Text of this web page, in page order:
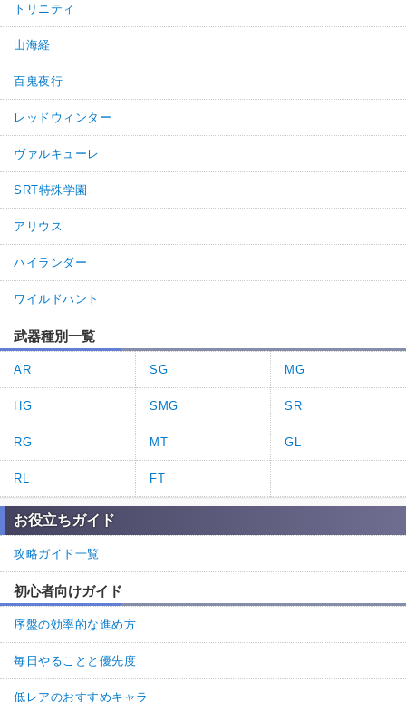
トリニティ
山海経
百鬼夜行
レッドウィンター
ヴァルキューレ
SRT特殊学園
アリウス
ハイランダー
ワイルドハント
武器種別一覧
AR SG MG
HG SMG SR
RG MT GL
RL FT
お役立ちガイド
攻略ガイド一覧
初心者向けガイド
序盤の効率的な進め方
毎日やることと優先度
低レアのおすすめキャラ